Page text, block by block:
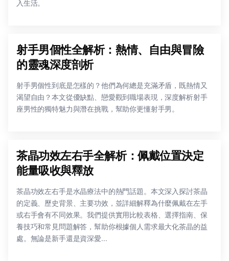
入生活。
射手男個性全解析：熱情、自由與冒險
的靈魂深度剖析
射手男個性到底是怎樣的？他們為何總是充滿矛盾，既熱情又
渴望自由？本文從優缺點、戀愛觀到職場表現，深度解析射手
座男性的獨特魅力與潛在挑戰，幫助你更懂射手男。
茶晶功效左右手全解析：佩戴位置決定
能量吸收與釋放
茶晶功效左右手是水晶療法中的熱門話題。本文深入探討茶晶
的定義、歷史背景、主要功效，並詳細解釋為什麼佩戴在左手
或右手會有不同效果。我們提供實用比較表格、選擇指南、保
養技巧和常見問題解答，幫助你根據個人需求最大化茶晶的益
處。無論是新手還是資深愛...